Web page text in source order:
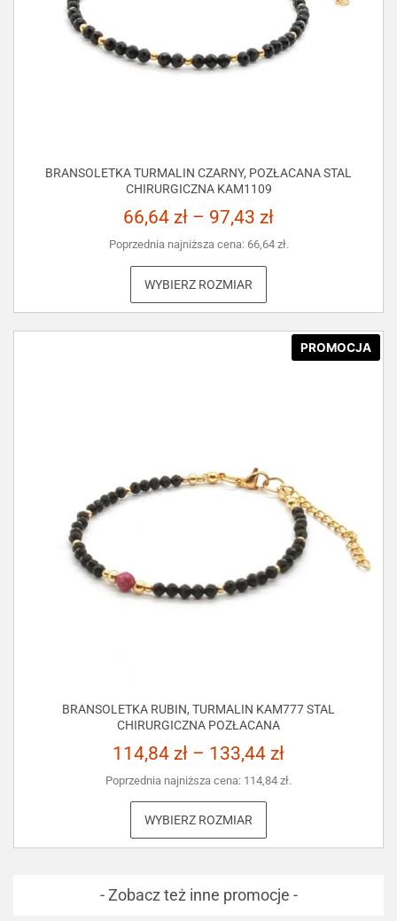
BRANSOLETKA TURMALIN CZARNY, POZŁACANA STAL
CHIRURGICZNA KAM1109
66,64 zł – 97,43 zł
Poprzednia najniższa cena: 66,64 zł.
WYBIERZ ROZMIAR
PROMOCJA
BRANSOLETKA RUBIN, TURMALIN KAM777 STAL
CHIRURGICZNA POZŁACANA
114,84 zł – 133,44 zł
Poprzednia najniższa cena: 114,84 zł.
WYBIERZ ROZMIAR
- Zobacz też inne promocje -